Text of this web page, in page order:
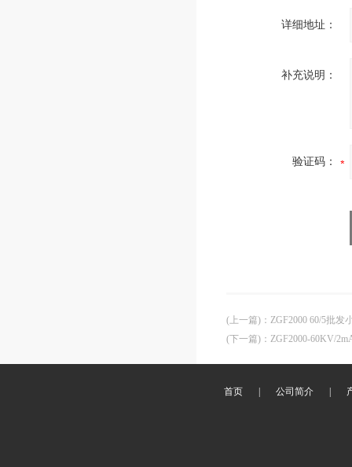
详细地址：
补充说明：
验证码：
(上一篇) ： ZGF2000 60/5批发
(下一篇) ： ZGF2000-60KV/
首页 公司简介